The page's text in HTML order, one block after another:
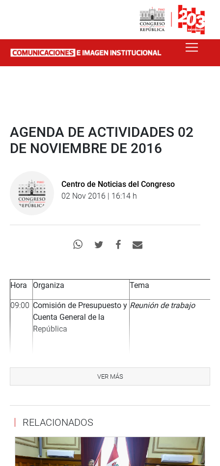
AGENDA DE ACTIVIDADES 02
DE NOVIEMBRE DE 2016
Centro de Noticias del Congreso
02 Nov 2016 | 16:14 h
Hora Organiza Tema
09:00 Comisión de Presupuesto y
Cuenta General de la
República
Reunión de trabajo
11:00 Comisión de Trabajo y
Evento:
«Ley de Presupuesto»
PRENSA-CONGRESO
VER MÁS
RELACIONADOS